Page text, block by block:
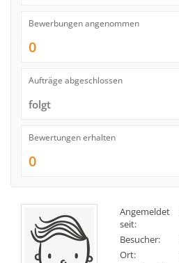
Bewerbungen angenommen
0
Aufträge abgeschlossen
folgt
Bewertungen erhalten
0
Angemeldet
seit:
Besucher:
Ort: